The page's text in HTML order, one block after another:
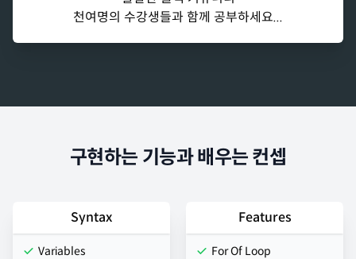
천여명의 수강생들과 함께 공부하세요...
구현하는 기능과 배우는 컨셉
Syntax
Variables
Features
For Of Loop